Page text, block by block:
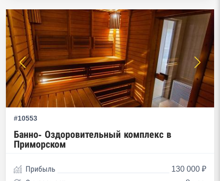
#10553
Банно- Оздоровительный комплекс в
Приморском
Прибыль
130 000 ₽